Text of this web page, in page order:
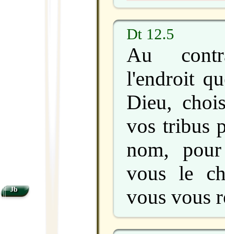
Dt 12.5
Au
l'endroit
Dieu,
vos tribus
nom,
vous le
vous vous
Jb